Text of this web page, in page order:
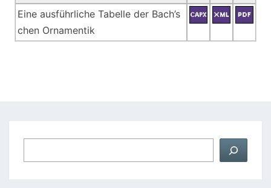
Eine ausführliche Tabelle der Bach’s
chen Ornamentik